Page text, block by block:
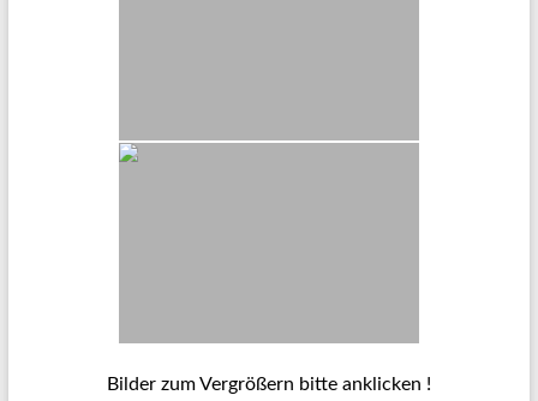
Bilder zum Vergrößern bitte anklicken !